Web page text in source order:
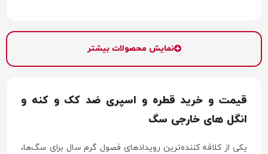
نمایش محصولات بیشتر
قیمت و خرید قطره و اسپری ضد کک و کنه و
انگل های خارجی سگ
یکی از کلافه کننده‌ترین رویدادهای فصول گرم سال برای سگ‌ها،